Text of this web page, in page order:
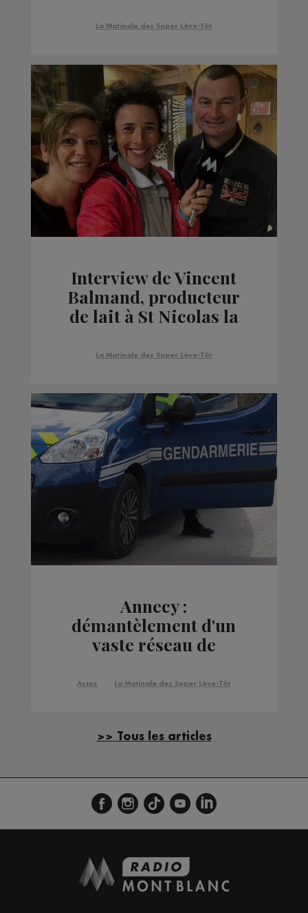
La Matinale des Super Lève-Tôt
Interview de Vincent
Balmand, producteur
de lait à St Nicolas la
Rouvier, Animatrice à
La Matinale des Super Lève-Tôt
Annecy :
démantèlement d'un
vaste réseau de
Actus La Matinale des Super Lève-Tôt
>> Tous les articles